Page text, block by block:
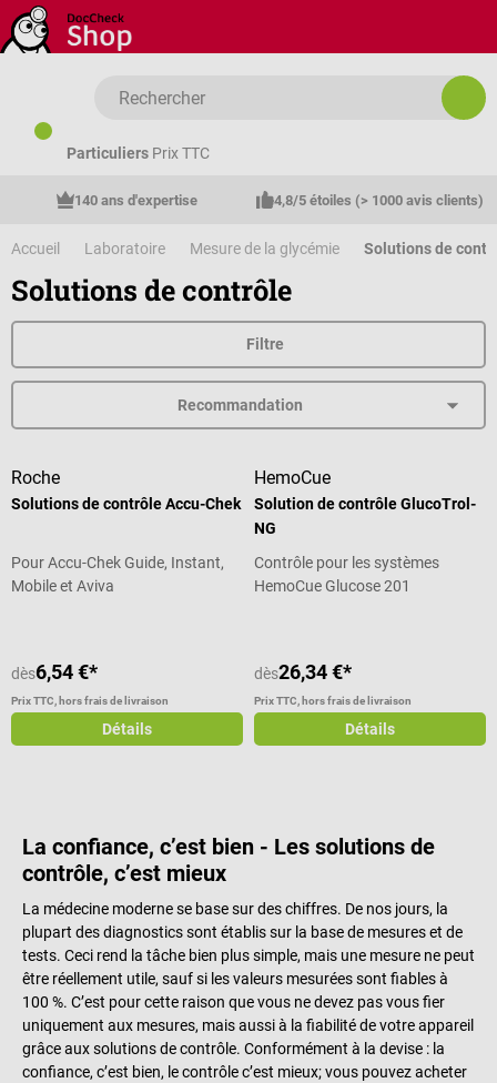
Passer au contenu principal
Particuliers Prix TTC
140 ans d'expertise 4,8/5 étoiles (> 1000 avis clients)
Accueil Laboratoire Mesure de la glycémie Solutions de
Solutions de contrôle
Filtre
Roche
Solutions de contrôle Accu-Chek
Pour Accu-Chek Guide, Instant,
Mobile et Aviva
dès6,54 €*
Prix TTC, hors frais de livraison
Détails
HemoCue
Solution de contrôle GlucoTrol-
NG
Contrôle pour les systèmes
HemoCue Glucose 201
dès26,34 €*
Prix TTC, hors frais de livraison
Détails
La confiance, c’est bien - Les solutions de
contrôle, c’est mieux
La médecine moderne se base sur des chiffres. De nos jours, la
plupart des diagnostics sont établis sur la base de mesures et de
tests. Ceci rend la tâche bien plus simple, mais une mesure ne peut
être réellement utile, sauf si les valeurs mesurées sont fiables à
100 %. C’est pour cette raison que vous ne devez pas vous fier
uniquement aux mesures, mais aussi à la fiabilité de votre appareil
grâce aux solutions de contrôle. Conformément à la devise : la
confiance, c’est bien, le contrôle c’est mieux; vous pouvez acheter